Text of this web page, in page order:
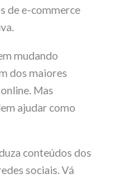
de e-commerce
mudando
dos maiores
Mas
ajudar como
conteúdos dos
sociais. Vá